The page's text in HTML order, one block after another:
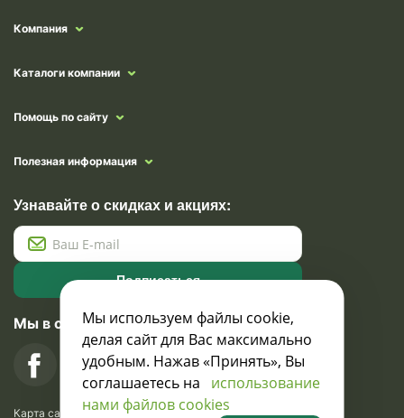
Компания
Каталоги компании
Помощь по сайту
Полезная информация
Узнавайте о скидках и акциях:
Подписаться
Мы в социальных сетях
Карта сайта
Мы используем файлы cookie,
делая сайт для Вас максимально
удобным. Нажав «Принять», Вы
соглашаетесь на использование
нами файлов cookies